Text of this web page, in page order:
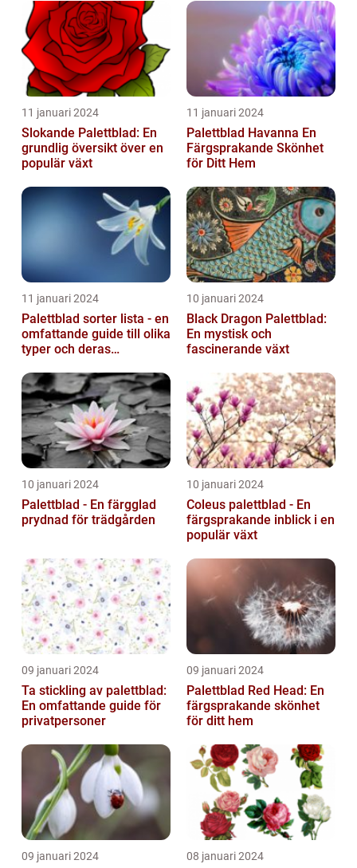
11 januari 2024
Slokande Palettblad: En
grundlig översikt över en
populär växt
11 januari 2024
Palettblad Havanna En
Färgsprakande Skönhet
för Ditt Hem
11 januari 2024
Palettblad sorter lista - en
omfattande guide till olika
typer och deras
10 januari 2024
Black Dragon Palettblad:
En mystisk och
fascinerande växt
10 januari 2024
Palettblad - En färgglad
prydnad för trädgården
10 januari 2024
Coleus palettblad - En
färgsprakande inblick i en
populär växt
09 januari 2024
Ta stickling av palettblad:
En omfattande guide för
privatpersoner
09 januari 2024
Palettblad Red Head: En
färgsprakande skönhet
för ditt hem
09 januari 2024 08 januari 2024